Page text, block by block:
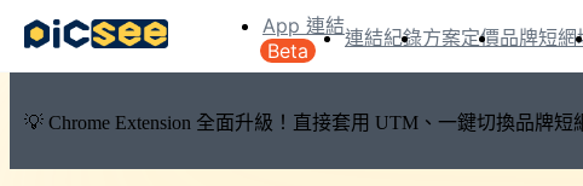
💡 Chrome Extension 全面升級！直接套用 UTM、一鍵切換品牌
App 連結
Beta
連結紀錄方案定價品牌短網